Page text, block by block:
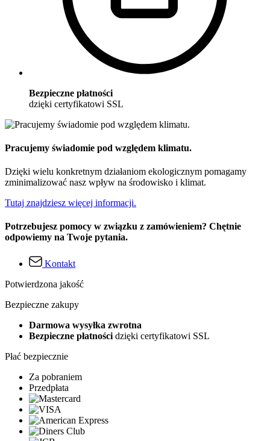
Bezpieczne płatności
dzięki certyfikatowi SSL
Pracujemy świadomie pod względem klimatu.
Dzięki wielu konkretnym działaniom ekologicznym pomagamy
zminimalizować nasz wpływ na środowisko i klimat.
Tutaj znajdziesz więcej informacji.
Potrzebujesz pomocy w związku z zamówieniem? Chętnie
odpowiemy na Twoje pytania.
Kontakt
Potwierdzona jakość
Bezpieczne zakupy
Darmowa wysyłka zwrotna
Bezpieczne płatności dzięki certyfikatowi SSL
Płać bezpiecznie
Za pobraniem
Przedpłata